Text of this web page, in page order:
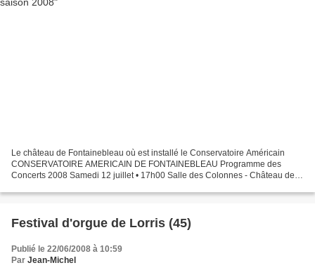
Le château de Fontainebleau où est installé le Conservatoire Américain
CONSERVATOIRE AMERICAIN DE FONTAINEBLEAU Programme des
Concerts 2008 Samedi 12 juillet • 17h00 Salle des Colonnes - Château de
Festival d'orgue de Lorris (45)
Publié le 22/06/2008 à 10:59
Par Jean-Michel